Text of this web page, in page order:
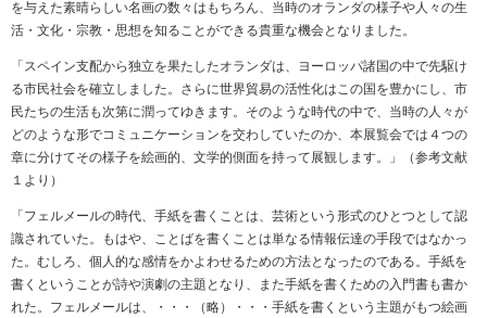
を与えた素晴らしい名画の数々はもちろん、当時のオランダの様子や人々の生
活・文化・宗教・思想を知ることができる貴重な機会となりました。
「スペイン支配から独立を果たしたオランダは、ヨーロッパ諸国の中で先駆け
る市民社会を確立しました。さらに世界貿易の活性化はこの国を豊かにし、市
民たちの生活も次第に潤ってゆきます。そのような時代の中で、当時の人々が
どのような形でコミュニケーションを交わしていたのか、本展覧会では４つの
章に分けてその様子を絵画的、文学的側面を持って展観します。」（参考文献
１より）
「フェルメールの時代、手紙を書くことは、芸術という形式のひとつとして認
識されていた。もはや、ことばを書くことは単なる情報伝達の手段ではなかっ
た。むしろ、個人的な感情をかよわせるための方法となったのである。手紙を
書くということが詩や演劇の主題となり、また手紙を書くための入門書も書か
れた。フェルメールは、・・・（略）・・・手紙を書くという主題がもつ絵画